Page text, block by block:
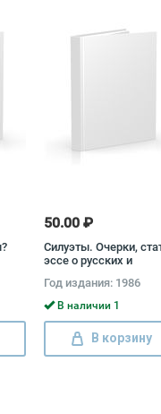
50.00 ₽
Силуэты. Очерки,
эссе о русских и
Год издания: 1986
В наличии 1
В корзину